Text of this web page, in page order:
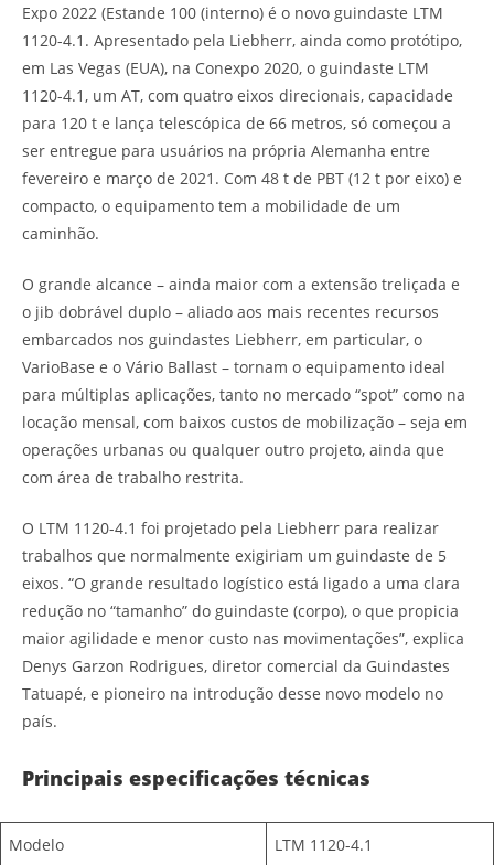
Expo 2022 (Estande 100 (interno) é o novo guindaste LTM
1120-4.1. Apresentado pela Liebherr, ainda como protótipo,
em Las Vegas (EUA), na Conexpo 2020, o guindaste LTM
1120-4.1, um AT, com quatro eixos direcionais, capacidade
para 120 t e lança telescópica de 66 metros, só começou a
ser entregue para usuários na própria Alemanha entre
fevereiro e março de 2021. Com 48 t de PBT (12 t por eixo) e
compacto, o equipamento tem a mobilidade de um
caminhão.
O grande alcance – ainda maior com a extensão treliçada e
o jib dobrável duplo – aliado aos mais recentes recursos
embarcados nos guindastes Liebherr, em particular, o
VarioBase e o Vário Ballast – tornam o equipamento ideal
para múltiplas aplicações, tanto no mercado “spot” como na
locação mensal, com baixos custos de mobilização – seja em
operações urbanas ou qualquer outro projeto, ainda que
com área de trabalho restrita.
O LTM 1120-4.1 foi projetado pela Liebherr para realizar
trabalhos que normalmente exigiriam um guindaste de 5
eixos. “O grande resultado logístico está ligado a uma clara
redução no “tamanho” do guindaste (corpo), o que propicia
maior agilidade e menor custo nas movimentações”, explica
Denys Garzon Rodrigues, diretor comercial da Guindastes
Tatuapé, e pioneiro na introdução desse novo modelo no
país.
Principais especificações técnicas
Modelo LTM 1120-4.1